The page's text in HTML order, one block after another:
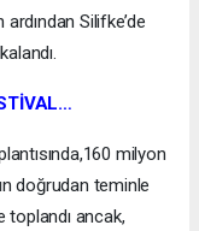
Silifke’de
milyon
doğrudan teminle
toplandı ancak,